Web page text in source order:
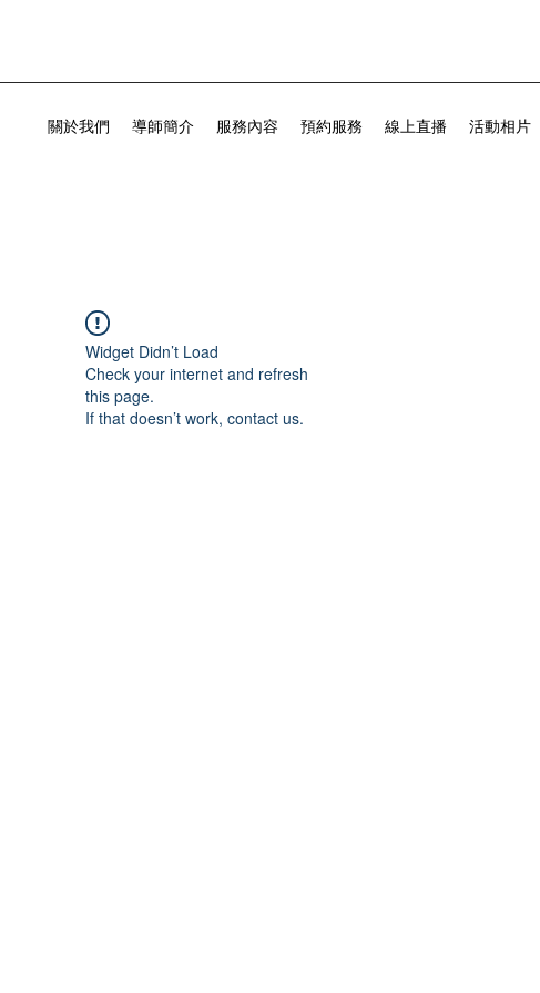
關於我們 導師簡介 服務內容 預約服務 線上直播 活動相片
Widget Didn’t Load
Check your internet and refresh
this page.
If that doesn’t work, contact us.